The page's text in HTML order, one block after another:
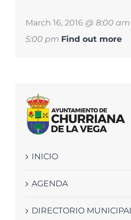
INICIO
AGENDA
DIRECTORIO MUNICIPAL
March 16, 2016 @ 8:00 am
5:00 pm Find out more